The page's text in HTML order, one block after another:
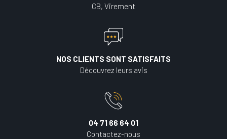
CB, Virement
NOS CLIENTS SONT SATISFAITS
Découvrez leurs avis
04 71 66 64 01
Contactez-nous